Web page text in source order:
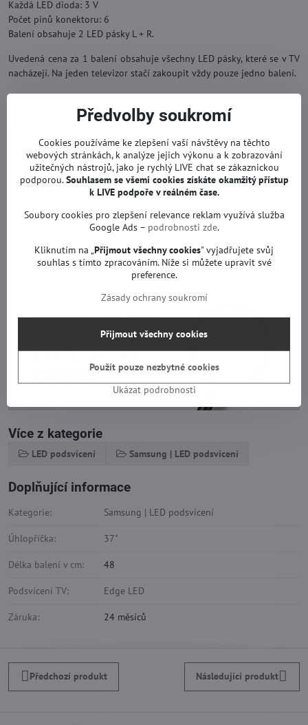
Každá LED dioda: 3 V
Počet pinů konektoru: 6
Balení obsahuje 2 LED pásky L + R.
Uvedená cena za 1 balení obsahuje všechny LED pásky, které se v TV
nacházejí. Na jeden televizor stačí zakoupit vždy pouze jedno balení.
Přesné označení:
SLED_2012SVS37_7032NNB_2D_RIGHT52_REV1.0,
SLED_2012SVS37_7032NNB_2D_LEFT52_REV1.0
Náhrada za originál.
LED podsvity se zárukou.
UE37ES6100, SAMSUNG UE37ES6300, SAMSUNG UE37ES6307,
SAMSUNG UE37ES6710 a jiné.
Pro obrazovky:
Více z kategorie
LED podsvícení Samsung | LED podsvícení
Doplňující informace
Kategorie: Samsung | LED podsvícení
Úhlopříčka: 37"
Délka balení v cm: 48
Podsvícení TV: Edge LED
Záruka: 24 měsíců
Předchozí produkt Následující produkt
Předvolby soukromí
Cookies používáme ke zlepšení vaší návštěvy na těchto
webových stránkách, k analýze jejich výkonu a k zobrazování
užitečných nástrojů, jako je rychlý LIVE chat se zákaznickou
podporou.Souhlasem se všemi cookies získáte okamžitý přístup
k LIVE podpoře v reálném čase.
Soubory cookies pro zlepšení relevance reklam využívá služba
Google Ads – podrobnosti zde.
Kliknutím na „ Přijmout všechny cookies" vyjadřujete svůj
souhlas s tímto zpracováním. Níže si můžete upravit své
preference.
Zásady ochrany soukromí
Ukázat podrobnosti
Přijmout všechny cookies
Použít pouze nezbytné cookies